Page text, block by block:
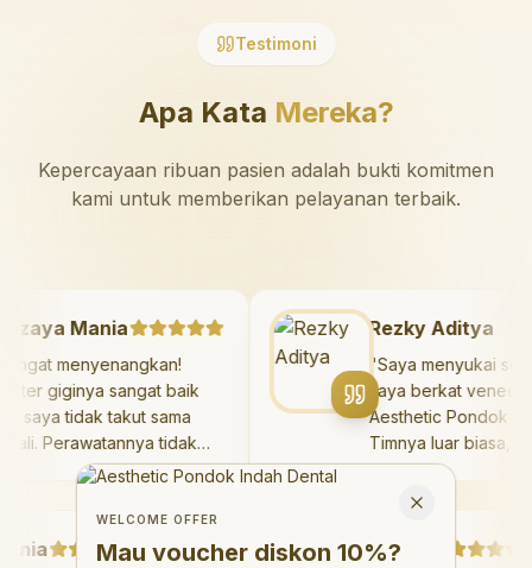
Testimoni
Apa Kata Mereka?
Kepercayaan ribuan pasien adalah bukti komitmen
kami untuk memberikan pelayanan terbaik.
Mazaya Mania
Sangat menyenangkan!
Dokter giginya sangat baik
dan saya tidak takut sama
sekali. Perawatannya tidak
sakit, dan saya bisa bermain
Saya suka pergi ke dokter
gigi sekarang!"
Rezky Aditya
"Saya menyukai
saya berkat
Aesthetic
Timnya luar
hasilnya
saya. Saya
hari.
Debby Sahertian
Welcome Offer
Mau voucher diskon <strong>10%</strong>?
WELCOME OFFER
Mau voucher diskon 10%?
Close